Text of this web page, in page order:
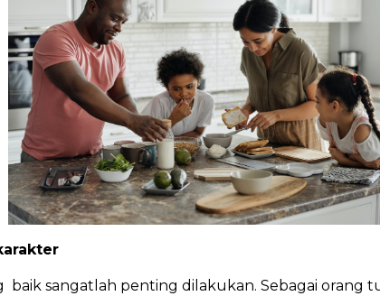
sangatlah penting dilakukan. Sebagai orang